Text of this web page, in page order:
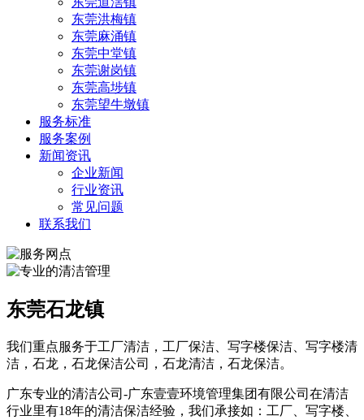
东莞洪梅镇
东莞麻涌镇
东莞中堂镇
东莞谢岗镇
东莞高埗镇
东莞望牛墩镇
服务标准
服务案例
新闻资讯
企业新闻
行业资讯
常见问题
联系我们
东莞石龙镇
我们重点服务于工厂清洁，工厂保洁、写字楼保洁、写字楼清
洁，石龙，石龙保洁公司，石龙清洁，石龙保洁。
广东专业的清洁公司-广东壹壹环境管理集团有限公司在清洁
行业里有18年的清洁保洁经验，我们承接如：工厂、写字楼、